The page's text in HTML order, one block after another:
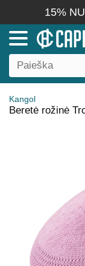
15%
Kangol
Beretė rožinė